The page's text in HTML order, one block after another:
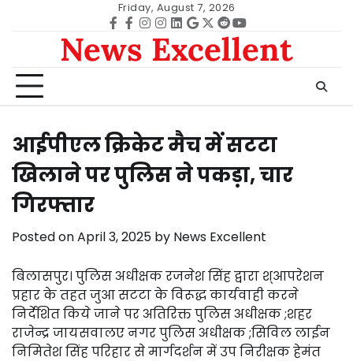
Friday, August 7, 2026
Facebook
facebook
Instagram
instagram
Linkedin
google
Twitter
redditYoutube
News Excellent
आईपीएल क्रिकेट मैच में सटटा
खिलाने पर पुलिस ने पकड़ा, चार
गिरफ्तार
Posted onApril 3, 2025 by News Excellent
बिलासपुर। पुलिस अधीक्षक रजनेश सिंह द्वारा श्आपरेशन
प्रहार के तहत जुआ सटटा के विरूद्ध कार्यवाही करने
निर्देशित किये जाने पर अतिरिक्त पुलिस अधीक्षक ;शहर
राजेन्द्र जायसवालए नगर पुलिस अधीक्षक ;सिविल लाईन
निमितेश सिंह परिहार से मार्गदर्शन में उप निरीक्षक हेमंत